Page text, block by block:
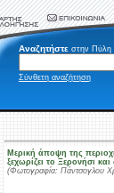
Αναζητήστε στην Πύλη
Σύνθετη αναζήτηση
Μερική άποψη της
ξεχωρίζει το Ξερονήσι
(Φωτογραφία: Πάντσογλου